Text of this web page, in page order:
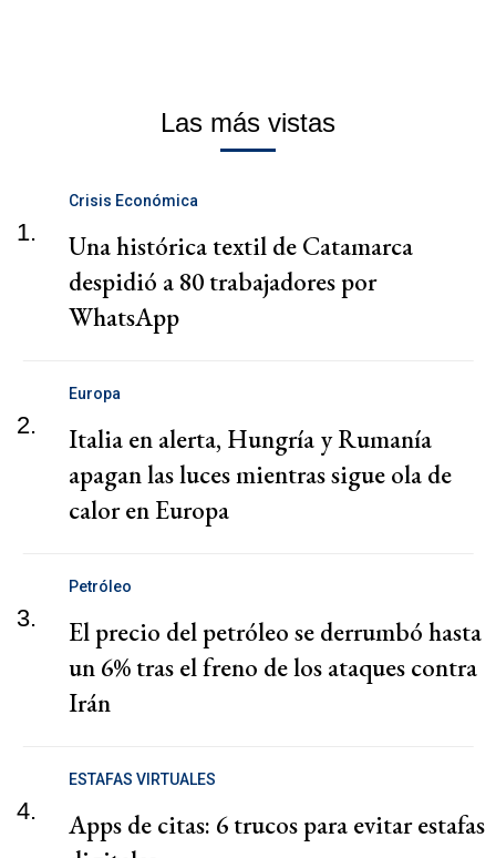
Las más vistas
1.
Crisis Económica
Una histórica textil de Catamarca
despidió a 80 trabajadores por
WhatsApp
2.
Europa
Italia en alerta, Hungría y Rumanía
apagan las luces mientras sigue ola de
calor en Europa
3.
Petróleo
El precio del petróleo se derrumbó hasta
un 6% tras el freno de los ataques contra
Irán
4.
ESTAFAS VIRTUALES
Apps de citas: 6 trucos para evitar estafas